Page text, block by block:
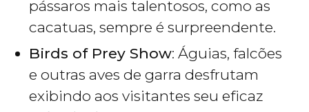
pássaros mais talentosos, como as
cacatuas, sempre é surpreendente.
Birds of Prey Show: Águias, falcões
e outras aves de garra desfrutam
exibindo aos visitantes seu eficaz